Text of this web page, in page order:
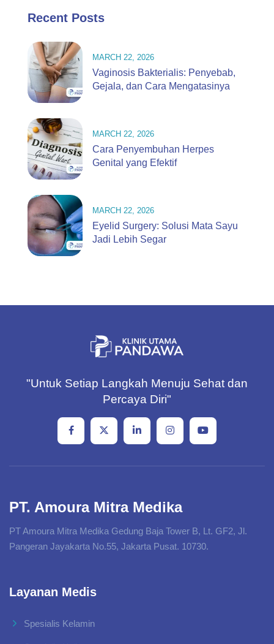
Recent Posts
MARCH 22, 2026
Vaginosis Bakterialis: Penyebab,
Gejala, dan Cara Mengatasinya
MARCH 22, 2026
Cara Penyembuhan Herpes
Genital yang Efektif
MARCH 22, 2026
Eyelid Surgery: Solusi Mata Sayu
Jadi Lebih Segar
"Untuk Setiap Langkah Menuju Sehat dan
Percaya Diri"
PT. Amoura Mitra Medika
PT Amoura Mitra Medika Gedung Baja Tower B, Lt. GF2, Jl.
Pangeran Jayakarta No.55, Jakarta Pusat. 10730.
Layanan Medis
Spesialis Kelamin